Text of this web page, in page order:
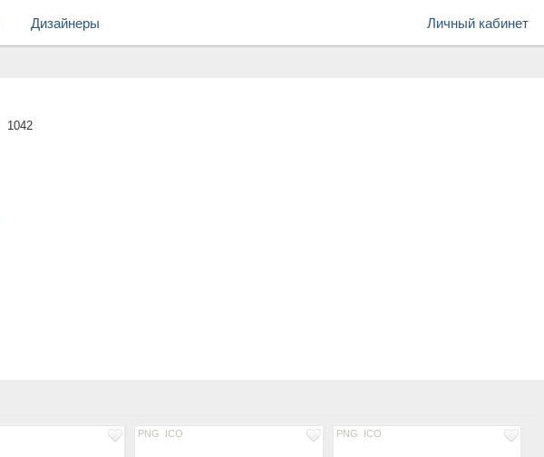
Личный кабинет
Дизайнеры
1042
PNG ICO PNG ICO